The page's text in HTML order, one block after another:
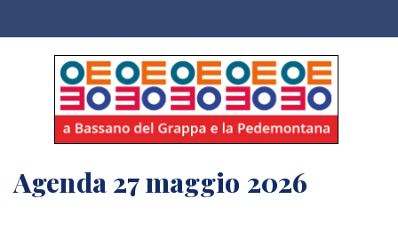
Agenda 27 maggio 2026